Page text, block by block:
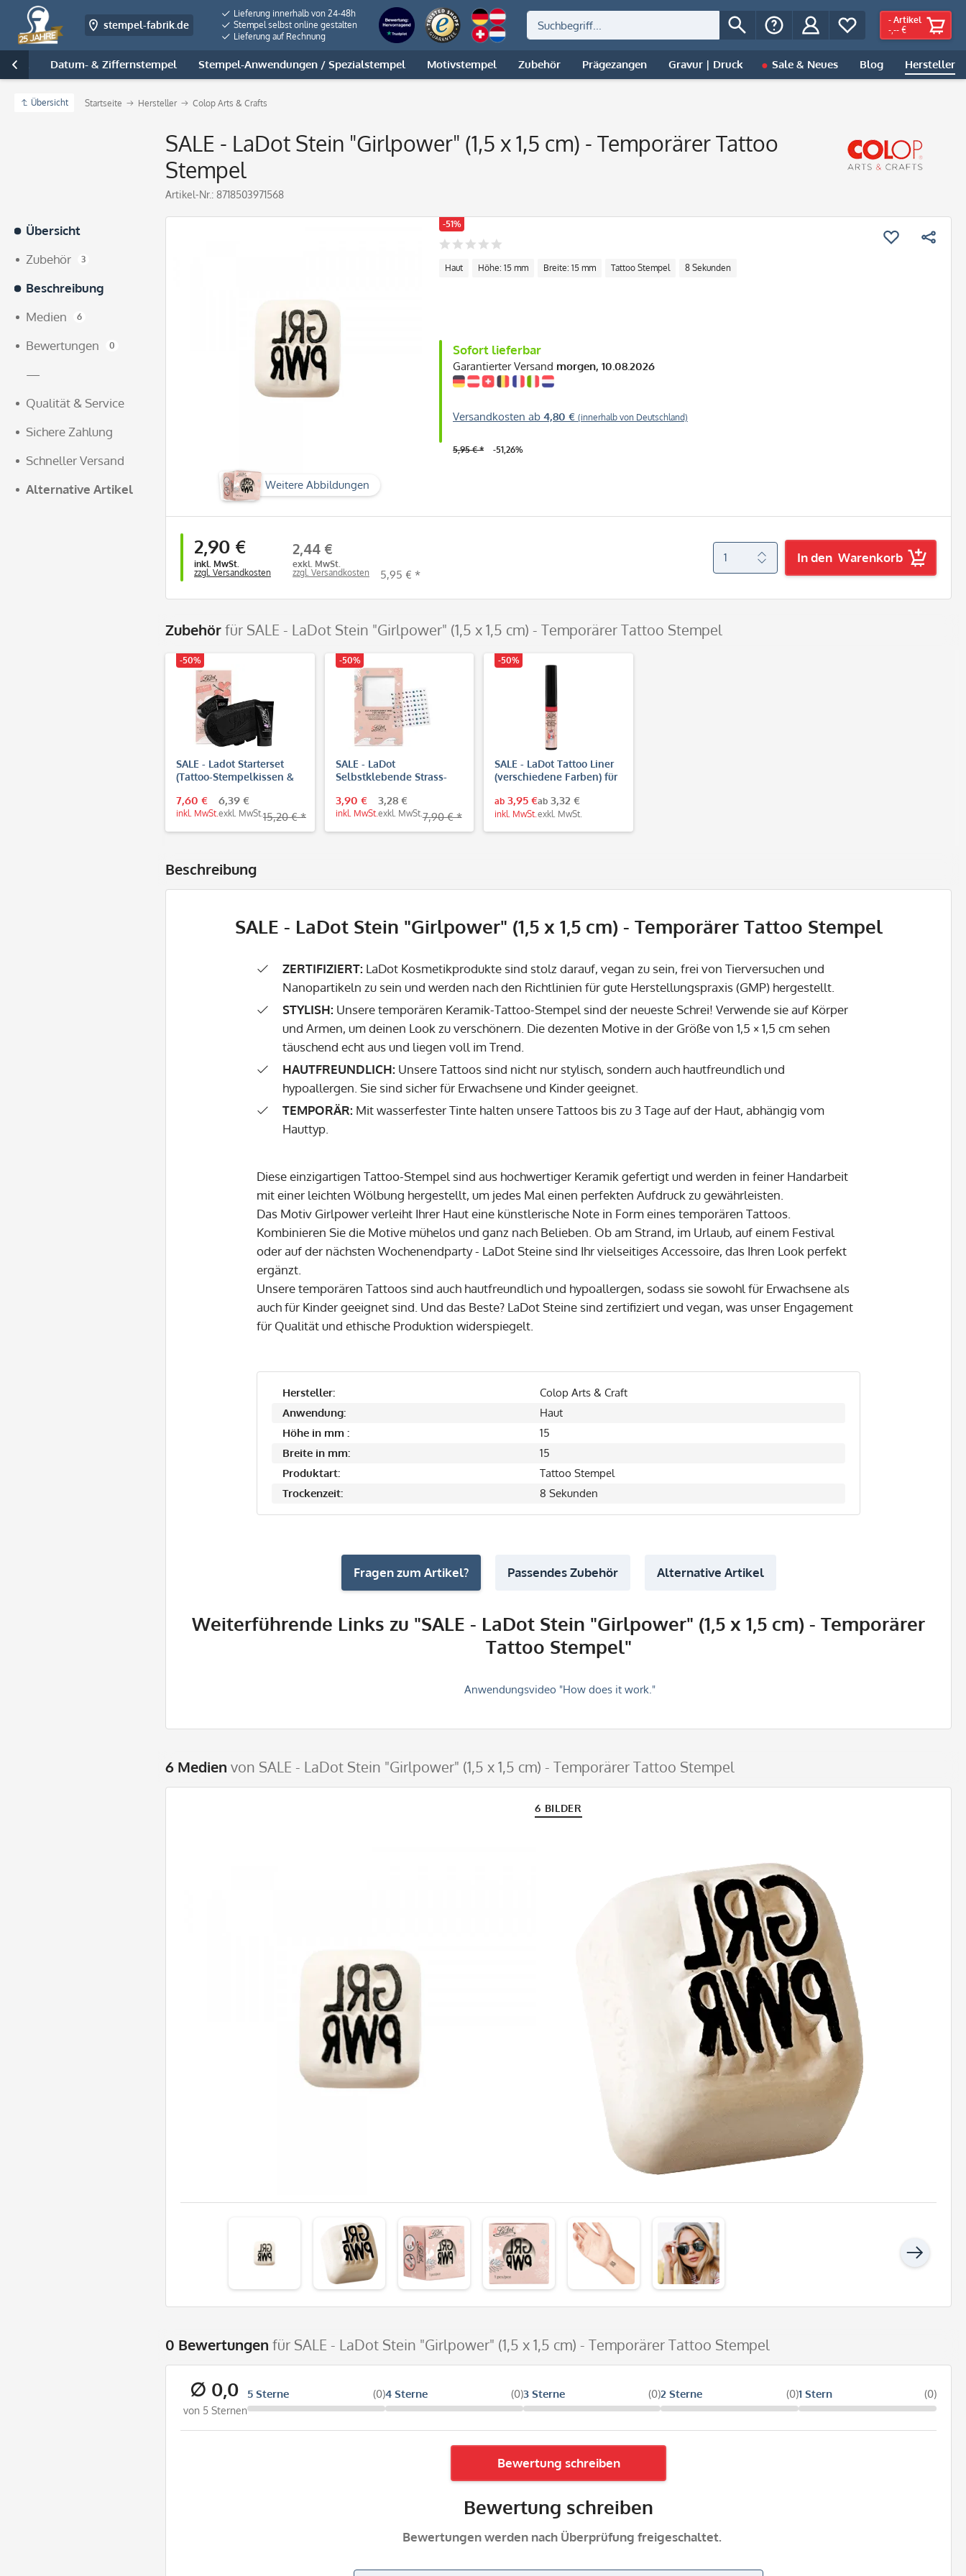
stempel-fabrik.de
Lieferung innerhalb von 24-48h
Stempel selbst online gestalten
Lieferung auf Rechnung
- Artikel
-,-- €
Datum- & Ziffernstempel Stempel-Anwendungen / Spezialstempel Motivstempel Zubehör Prägezangen Gravur | Druck Sale & Neues Blog Hersteller

Übersicht Startseite Hersteller Colop Arts & Crafts
SALE - LaDot Stein "Girlpower" (1,5 x 1,5 cm) - Temporärer Tattoo
Stempel
Artikel-Nr.: 8718503971568
Übersicht
Zubehör
3
Beschreibung
Medien
6
Bewertungen 0
—
Qualität & Service
Sichere Zahlung
Schneller Versand
Alternative Artikel
Weitere Abbildungen
-51%
Haut Höhe: 15 mm Breite: 15 mm Tattoo Stempel 8 Sekunden
Sofort lieferbar
Garantierter Versand morgen, 10.08.2026
Versandkosten ab 4,80 € (innerhalb von Deutschland)
5,95 € * -51,26%
2,90 €
inkl. MwSt.
zzgl. Versandkosten
2,44 €
exkl. MwSt.
zzgl. Versandkosten
5,95 € *
In den Warenkorb
Zubehörfür SALE - LaDot Stein "Girlpower" (1,5 x 1,5 cm) - Temporärer Tattoo Stempel
-50%
SALE - Ladot Starterset
(Tattoo-Stempelkissen &
7,60 €
inkl. MwSt.
6,39 €
exkl. MwSt. 15,20 € *
-50%
SALE - LaDot
Selbstklebende Strass-
Tattoos
3,90 €
inkl. MwSt.
3,28 €
exkl. MwSt.7,90 € *
-50%
SALE - LaDot Tattoo Liner
(verschiedene Farben) für
ab 3,95 €
inkl. MwSt.
ab 3,32 €
exkl. MwSt.
Beschreibung
SALE - LaDot Stein "Girlpower" (1,5 x 1,5 cm) - Temporärer Tattoo Stempel
ZERTIFIZIERT: LaDot Kosmetikprodukte sind stolz darauf, vegan zu sein, frei von Tierversuchen und
Nanopartikeln zu sein und werden nach den Richtlinien für gute Herstellungspraxis (GMP) hergestellt.
STYLISH: Unsere temporären Keramik-Tattoo-Stempel sind der neueste Schrei! Verwende sie auf Körper
und Armen, um deinen Look zu verschönern. Die dezenten Motive in der Größe von 1,5 × 1,5 cm sehen
täuschend echt aus und liegen voll im Trend.
HAUTFREUNDLICH: Unsere Tattoos sind nicht nur stylisch, sondern auch hautfreundlich und
hypoallergen. Sie sind sicher für Erwachsene und Kinder geeignet.
TEMPORÄR: Mit wasserfester Tinte halten unsere Tattoos bis zu 3 Tage auf der Haut, abhängig vom
Hauttyp.
Diese einzigartigen Tattoo-Stempel sind aus hochwertiger Keramik gefertigt und werden in feiner Handarbeit
mit einer leichten Wölbung hergestellt, um jedes Mal einen perfekten Aufdruck zu gewährleisten.
Das Motiv Girlpower verleiht Ihrer Haut eine künstlerische Note in Form eines temporären Tattoos.
Kombinieren Sie die Motive mühelos und ganz nach Belieben. Ob am Strand, im Urlaub, auf einem Festival
oder auf der nächsten Wochenendparty - LaDot Steine sind Ihr vielseitiges Accessoire, das Ihren Look perfekt
ergänzt.
Unsere temporären Tattoos sind auch hautfreundlich und hypoallergen, sodass sie sowohl für Erwachsene als
auch für Kinder geeignet sind. Und das Beste? LaDot Steine sind zertifiziert und vegan, was unser Engagement
für Qualität und ethische Produktion widerspiegelt.
Hersteller:
Colop Arts & Craft
Anwendung:
Haut
Höhe in mm :
15
Breite in mm:
15
Produktart:
Tattoo Stempel
Trockenzeit:
8 Sekunden
Fragen zum Artikel? Passendes Zubehör Alternative Artikel
Weiterführende Links zu "SALE - LaDot Stein "Girlpower" (1,5 x 1,5 cm) - Temporärer
Tattoo Stempel"
Anwendungsvideo "How does it work."
6 Medien von SALE - LaDot Stein "Girlpower" (1,5 x 1,5 cm) - Temporärer Tattoo Stempel
6 BILDER
0 Bewertungen für SALE - LaDot Stein "Girlpower" (1,5 x 1,5 cm) - Temporärer Tattoo Stempel
∅ 0,0
von 5 Sternen
5 Sterne (0)4 Sterne (0)3 Sterne (0)2 Sterne (0)1 Stern (0)
Bewertung schreiben
Bewertung schreiben
Bewertungen werden nach Überprüfung freigeschaltet.